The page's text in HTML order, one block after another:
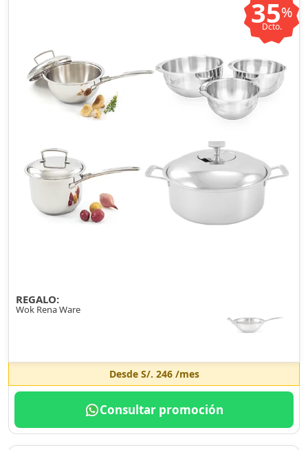
35%
Dcto.
REGALO:
Wok Rena Ware
Desde S/. 246/mes
Consultar promoción